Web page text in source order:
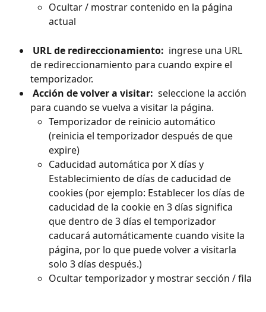
Ocultar / mostrar contenido en la página
actual
URL de redireccionamiento: ingrese una URL
de redireccionamiento para cuando expire el
temporizador.
Acción de volver a visitar: seleccione la acción
para cuando se vuelva a visitar la página.
Temporizador de reinicio automático
(reinicia el temporizador después de que
expire)
Caducidad automática por X días y
Establecimiento de días de caducidad de
cookies (por ejemplo: Establecer los días de
caducidad de la cookie en 3 días significa
que dentro de 3 días el temporizador
caducará automáticamente cuando visite la
página, por lo que puede volver a visitarla
solo 3 días después.)
Ocultar temporizador y mostrar sección / fila